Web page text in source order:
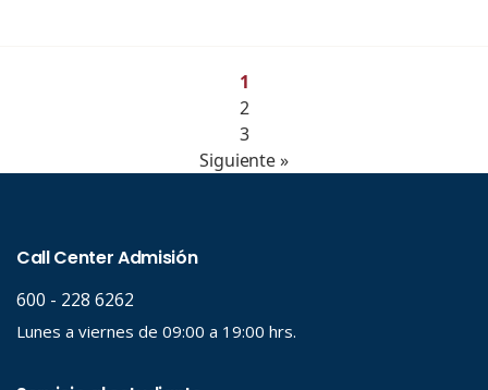
1
2
3
Siguiente »